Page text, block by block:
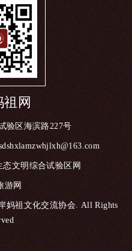
网
验区海滨路227号
态文明综合试验区网
游网
妈祖文化交流协会. All Rights